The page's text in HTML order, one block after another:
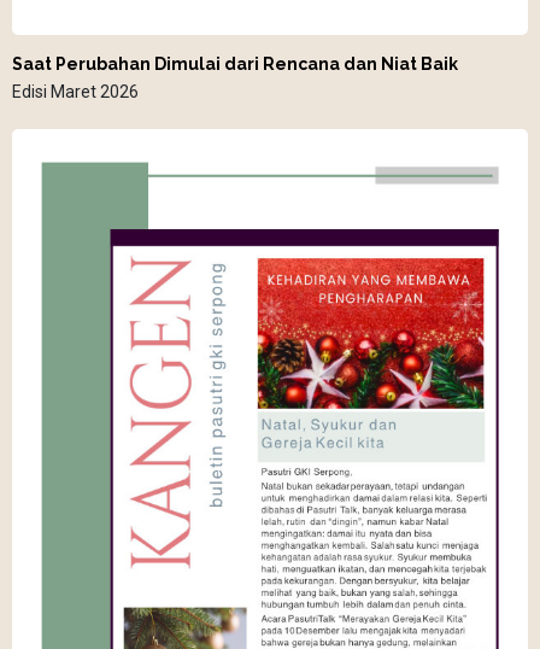
Saat Perubahan Dimulai dari Rencana dan Niat Baik
Edisi Maret 2026